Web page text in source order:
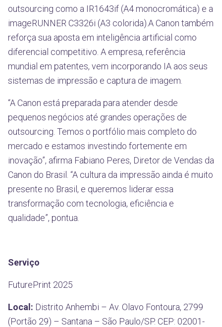
outsourcing como a IR1643if (A4 monocromática) e a
imageRUNNER C3326i (A3 colorida).A Canon também
reforça sua aposta em inteligência artificial como
diferencial competitivo. A empresa, referência
mundial em patentes, vem incorporando IA aos seus
sistemas de impressão e captura de imagem.
“A Canon está preparada para atender desde
pequenos negócios até grandes operações de
outsourcing. Temos o portfólio mais completo do
mercado e estamos investindo fortemente em
inovação”, afirma Fabiano Peres, Diretor de Vendas da
Canon do Brasil. “A cultura da impressão ainda é muito
presente no Brasil, e queremos liderar essa
transformação com tecnologia, eficiência e
qualidade”, pontua.
Serviço
FuturePrint 2025
Local: Distrito Anhembi – Av. Olavo Fontoura, 2799
(Portão 29) – Santana – São Paulo/SP. CEP: 02001-